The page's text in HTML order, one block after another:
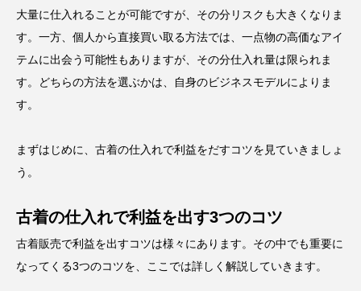
大量に仕入れることが可能ですが、その分リスクも大きくなりま
す。一方、個人から直接買い取る方法では、一点物の高価なアイ
テムに出会う可能性もありますが、その分仕入れ量は限られま
す。どちらの方法を選ぶかは、自身のビジネスモデルによりま
す。
まずはじめに、古着の仕入れで利益をだすコツを見ていきましょ
う。
古着の仕入れで利益を出す3つのコツ
古着販売で利益を出すコツは様々にあります。その中でも重要に
なってくる3つのコツを、ここでは詳しく解説していきます。